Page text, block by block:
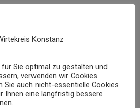
Sie optimal zu gestalten und
verwenden wir Cookies.
Sie auch nicht-essentielle Cookies
Ihnen eine langfristig bessere